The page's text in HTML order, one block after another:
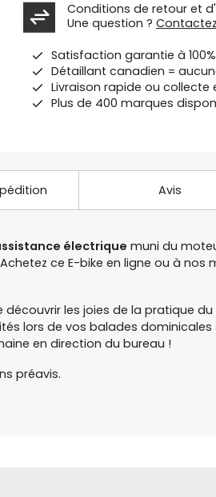
Conditions de retour et
Une question ?
Satisfaction garantie à 100%
Détaillant canadien =
Livraison rapide ou collecte
Plus de 400 marques
Avis
électrique muni du
ce E-bike en ligne ou à nos
les joies de la pratique
lors de vos balades dominicales
en direction du bureau !
préavis.